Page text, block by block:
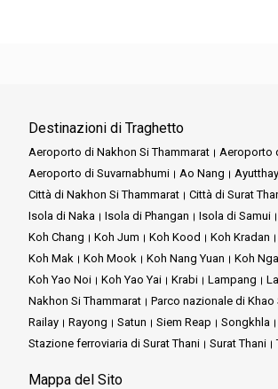
Destinazioni di Traghetto
Aeroporto di Nakhon Si Thammarat Aeroporto
Aeroporto di Suvarnabhumi
Ao Nang
Città di Nakhon Si Thammarat
Città di Surat
Isola di Naka
Isola di Phangan Isola di Samui
Koh Chang
Koh Jum Koh Kood Koh Kradan
Koh Mak
Koh Mook Koh Nang Yuan Koh
Koh Yao Noi
Koh Yao Yai Krabi Lampang
Nakhon Si Thammarat
Parco nazionale di Khao
Railay
Rayong Satun Siem Reap Songkhla
Stazione ferroviaria di Surat Thani
Surat Thani
Mappa del Sito